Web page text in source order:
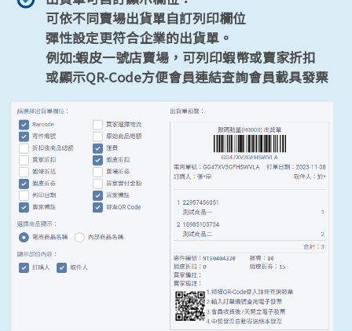
可依不同賣場出貨單自訂列印欄位
彈性設定更符合企業的出貨單。
例如:蝦皮一號店賣場，可列印蝦幣或賣家折扣
或顯示QR-Code方便會員連結查詢會員載具發票